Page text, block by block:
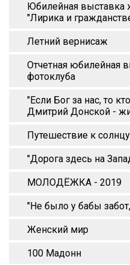
Юбилейная выставка
"Лирика и
Летний вернисаж
Отчетная юбилейная
фотоклуба
"Если Бог за нас, то
Дмитрий Донской -
Путешествие к солнцу
"Дорога здесь на
МОЛОДЁЖКА - 2019
"Не было у бабы
Женский мир
100 Мадонн